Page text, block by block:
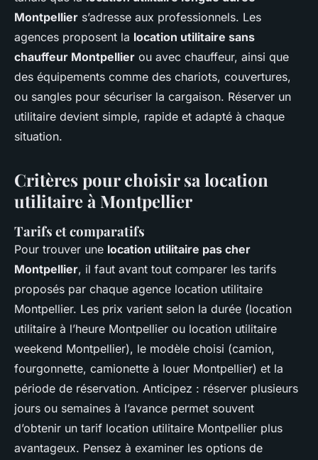
Montpellier s’adresse aux professionnels. Les
agences proposent la location utilitaire sans
chauffeur Montpellier ou avec chauffeur, ainsi que
des équipements comme des chariots, couvertures,
ou sangles pour sécuriser la cargaison. Réserver un
utilitaire devient simple, rapide et adapté à chaque
situation.
Critères pour choisir sa location
utilitaire à Montpellier
Tarifs et comparatifs
Pour trouver une location utilitaire pas cher
Montpellier, il faut avant tout comparer les tarifs
proposés par chaque agence location utilitaire
Montpellier. Les prix varient selon la durée (location
utilitaire à l’heure Montpellier ou location utilitaire
weekend Montpellier), le modèle choisi (camion,
fourgonnette, camionette à louer Montpellier) et la
période de réservation. Anticipez : réserver plusieurs
jours ou semaines à l’avance permet souvent
d’obtenir un tarif location utilitaire Montpellier plus
avantageux. Pensez à examiner les options de